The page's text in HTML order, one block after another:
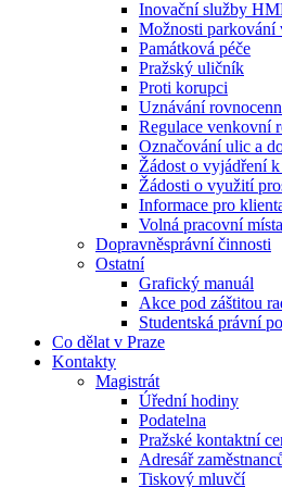
Inovační služby
Možnosti parkování
Památková péče
Pražský uličník
Proti korupci
Uznávání
Regulace venkovní
Označování ulic a
Žádost o vyjádření
Žádosti o využití
Informace pro
Volná pracovní místa
Dopravněsprávní činnosti
Ostatní
Grafický manuál
Akce pod záštitou
Studentská právní
Co dělat v Praze
Kontakty
Magistrát
Úřední hodiny
Podatelna
Pražské kontaktní
Adresář
Tiskový mluvčí